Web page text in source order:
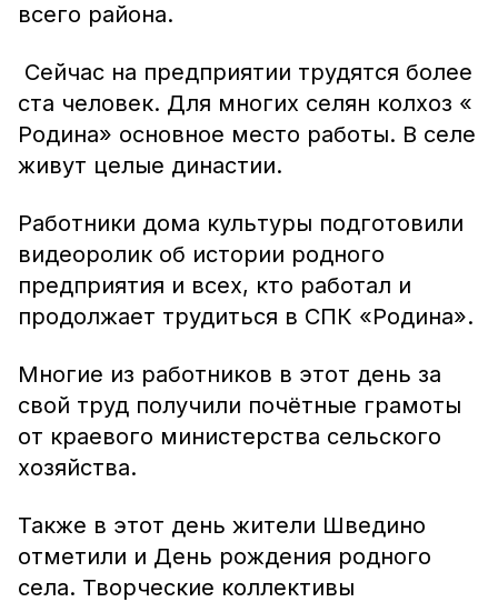
всего района.
Сейчас на предприятии трудятся более
ста человек. Для многих селян колхоз «
Родина» основное место работы. В селе
живут целые династии.
Работники дома культуры подготовили
видеоролик об истории родного
предприятия и всех, кто работал и
продолжает трудиться в СПК «Родина».
Многие из работников в этот день за
свой труд получили почётные грамоты
от краевого министерства сельского
хозяйства.
Также в этот день жители Шведино
отметили и День рождения родного
села. Творческие коллективы